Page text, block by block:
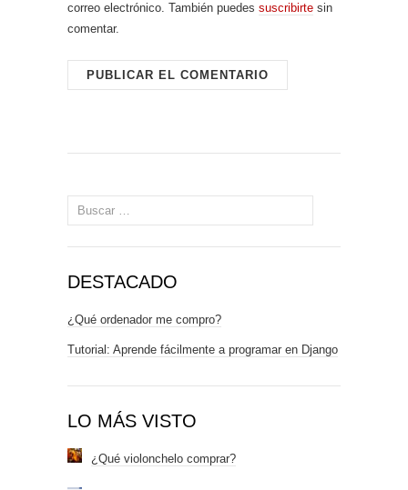
correo electrónico. También puedes suscribirte sin
comentar.
Buscar:
DESTACADO
¿Qué ordenador me compro?
Tutorial: Aprende fácilmente a programar en Django
LO MÁS VISTO
¿Qué violonchelo comprar?